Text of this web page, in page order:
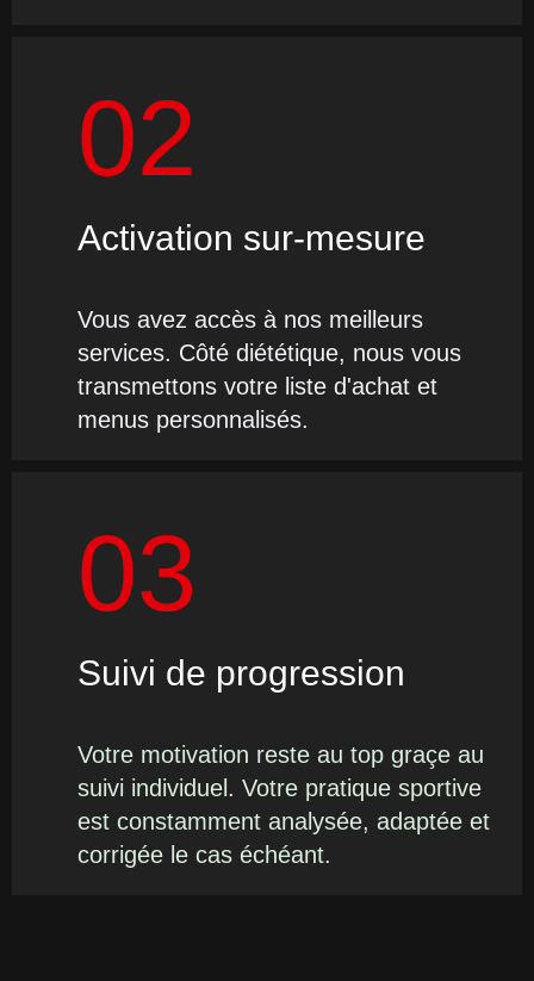
02
Activation sur-mesure
Vous avez accès à nos meilleurs
services. Côté diététique, nous vous
transmettons votre liste d'achat et
menus personnalisés.
03
Suivi de progression
Votre motivation reste au top graçe au
suivi individuel. Votre pratique sportive
est constamment analysée, adaptée et
corrigée le cas échéant.